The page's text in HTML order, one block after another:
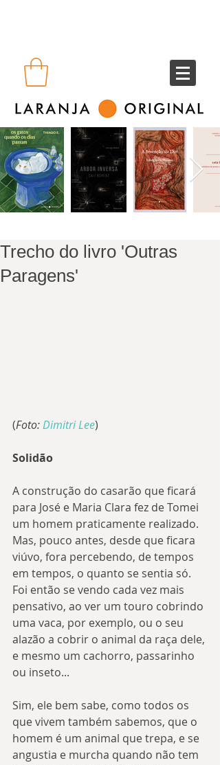
Trecho do livro 'Outras
Paragens'
(Foto: Dimitri Lee)
Solidão
A construção do casarão que ficará
para José e Maria Clara fez de Tomei
um homem praticamente realizado.
Mas, pouco antes, desde que ficara
viúvo, fora percebendo, de tempos
em tempos, o quanto se sentia só.
Foi então se vendo cada vez mais
pensativo, ao ver um touro cobrindo
uma vaca, por exemplo, ou o seu
alazão a cobrir o animal da raça dele,
e mesmo um cachorro, passarinho
ou inseto...
Sim, ele bem sabe, como todos os
que vivem também sabemos, que o
homem é um animal que trepa, e se
angustia e murcha quando não tem